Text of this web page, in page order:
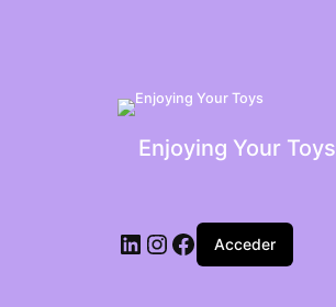
Enjoying Your Toys
Acceder